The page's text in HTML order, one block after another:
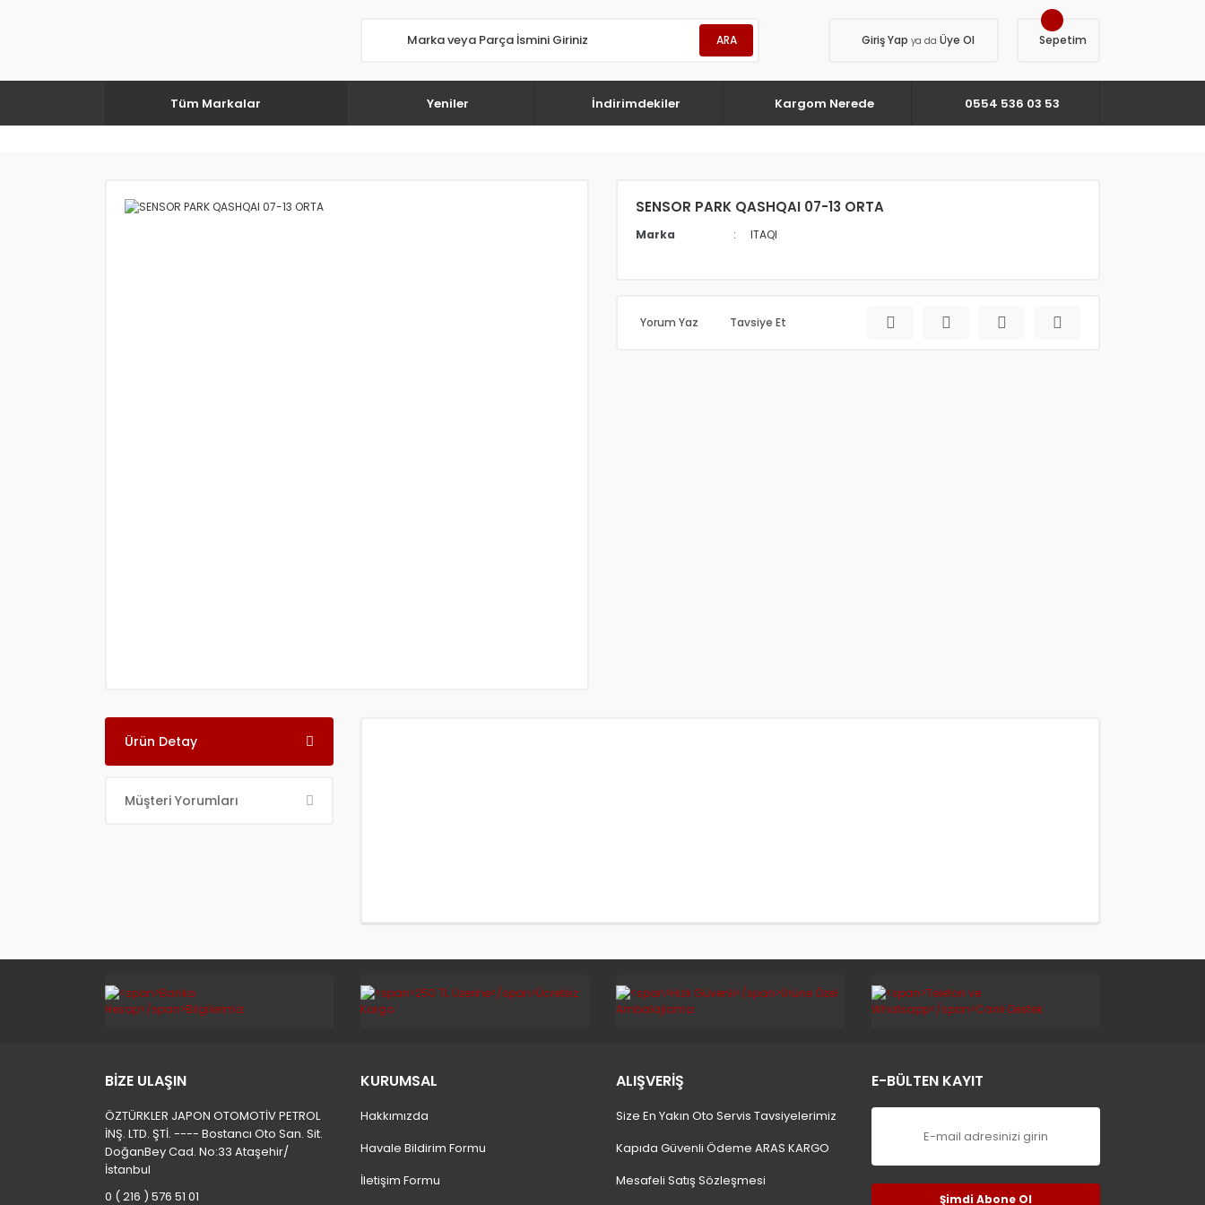
ARA Giriş Yap ya da Üye Ol Sepetim
Tüm Markalar Yeniler İndirimdekiler Kargom Nerede 0554 536 03 53
SENSOR PARK QASHQAI 07-13 ORTA
Marka ITAQI
Yorum Yaz Tavsiye Et
Ürün Detay
Müşteri Yorumları
BİZE ULAŞIN
ÖZTÜRKLER JAPON OTOMOTİV PETROL
İNŞ. LTD. ŞTİ. ---- Bostancı Oto San. Sit.
DoğanBey Cad. No:33 Ataşehir/
İstanbul
0 ( 216 ) 576 51 01
KURUMSAL
Hakkımızda
Havale Bildirim Formu
İletişim Formu
ALIŞVERİŞ
Size En Yakın Oto Servis Tavsiyelerimiz
Kapıda Güvenli Ödeme ARAS KARGO
Mesafeli Satış Sözleşmesi
E-BÜLTEN KAYIT
Şimdi Abone Ol